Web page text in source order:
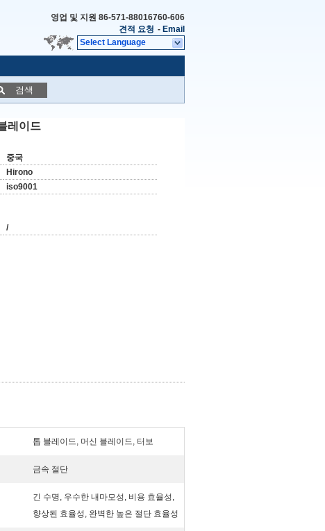
영업 및 지원 86-571-88016760-606
견적 요청 - Email
Select Language
검색
레이드
중국
Hirono
iso9001
/
톱 블레이드, 머신 블레이드, 터보
금속 절단
긴 수명, 우수한 내마모성, 비용 효율성,
향상된 효율성, 완벽한 높은 절단 효율성